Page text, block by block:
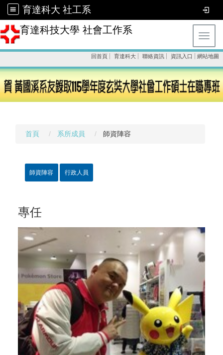
育達科大 社工系
育達科技大學 社會工作系
回首頁 育達科大 聯絡資訊 資訊入口 網站地圖
首頁 系所成員 師資陣容
師資陣容 行政人員
專任